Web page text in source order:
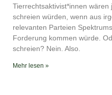
Tierrechtsaktivist*innen wären
schreien würden, wenn aus
relevanten Parteien
Forderung kommen würde.
schreien? Nein. Also.
Mehr lesen »